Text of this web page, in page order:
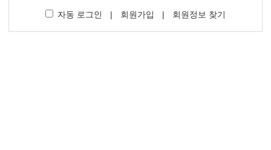
자동 로그인 | 회원가입 | 회원정보 찾기